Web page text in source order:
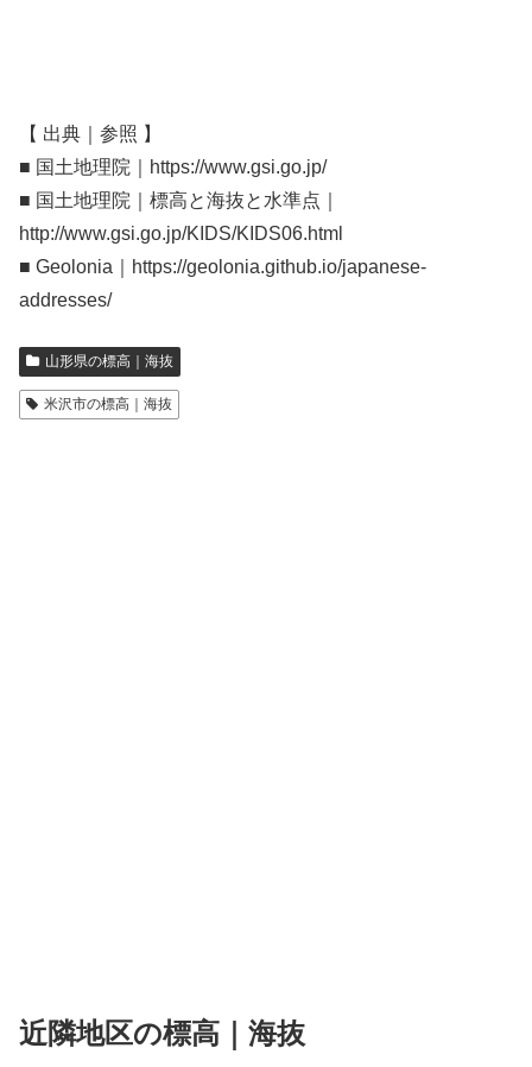
【 出典｜参照 】
■ 国土地理院｜https://www.gsi.go.jp/
■ 国土地理院｜標高と海抜と水準点｜
http://www.gsi.go.jp/KIDS/KIDS06.html
■ Geolonia｜https://geolonia.github.io/japanese-
addresses/
山形県の標高｜海抜
米沢市の標高｜海抜
近隣地区の標高｜海抜